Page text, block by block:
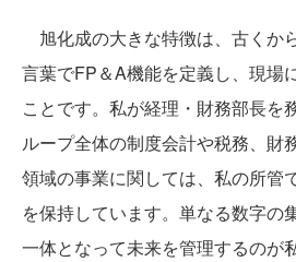
旭化成の大きな特徴は、古くか
言葉でFP＆A機能を定義し、現場
ことです。私が経理・財務部長を
ループ全体の制度会計や税務、財
領域の事業に関しては、私の所管
を保持しています。単なる数字の
一体となって未来を管理するのが